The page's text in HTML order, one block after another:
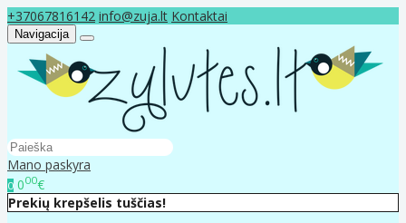
+37067816142 info@zuja.lt Kontaktai
Navigacija
Mano paskyra
0 000€
Prekių krepšelis tuščias!